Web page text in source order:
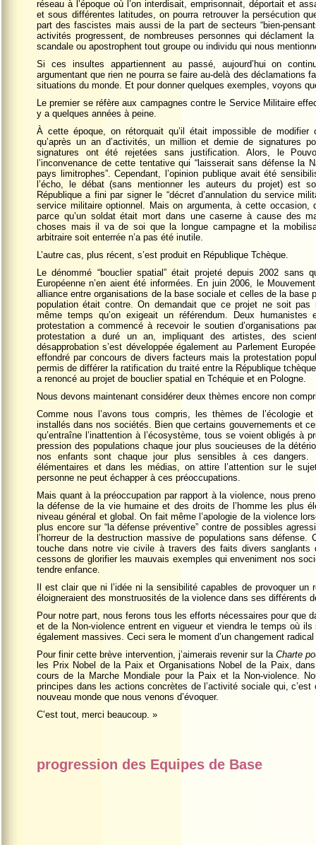
réseau à l’époque où l’on interdisait, emprisonnait, déportait et
et sous différentes latitudes, on pourra retrouver la persécution
part des fascistes mais aussi de la part de secteurs “bien-
activités progressent, de nombreuses personnes qui déclament
scandale ou apostrophent tout groupe ou individu qui nous
Si ces insultes appartiennent au passé, aujourd’hui on
argumentant que rien ne pourra se faire au-delà des déclamations
situations du monde. Et pour donner quelques exemples, voyons
Le premier se réfère aux campagnes contre le Service Militaire
y a quelques années à peine.
À cette époque, on rétorquait qu’il était impossible de
qu’après un an d’activités, un million et demie de signatures
signatures ont été rejetées sans justification. Alors, le
l’inconvenance de cette tentative qui “laisserait sans défense la
pays limitrophes”. Cependant, l’opinion publique avait été
l’écho, le débat (sans mentionner les auteurs du projet) est
République a fini par signer le “décret d’annulation du service
service militaire optionnel. Mais on argumenta, à cette occasion,
parce qu’un soldat était mort dans une caserne à cause des
choses mais il va de soi que la longue campagne et la
arbitraire soit enterrée n’a pas été inutile.
L’autre cas, plus récent, s’est produit en République Tchèque.
Le dénommé “bouclier spatial” était projeté depuis 2002 sans
Européenne n’en aient été informées. En juin 2006, le
alliance entre organisations de la base sociale et celles de la base
population était contre. On demandait que ce projet ne soit pas
même temps qu’on exigeait un référendum. Deux
protestation a commencé à recevoir le soutien d’organisations
protestation a duré un an, impliquant des artistes, des
désapprobation s’est développée également au Parlement
effondré par concours de divers facteurs mais la protestation
permis de différer la ratification du traité entre la République
a renoncé au projet de bouclier spatial en Tchéquie et en Pologne.
Nous devons maintenant considérer deux thèmes encore non
Comme nous l’avons tous compris, les thèmes de l’écologie
installés dans nos sociétés. Bien que certains gouvernements et
qu’entraîne l’inattention à l’écosystème, tous se voient obligés à
pression des populations chaque jour plus soucieuses de la
nos enfants sont chaque jour plus sensibles à ces dangers.
élémentaires et dans les médias, on attire l’attention sur le
personne ne peut échapper à ces préoccupations.
Mais quant à la préoccupation par rapport à la violence, nous
la défense de la vie humaine et des droits de l’homme les plus
niveau général et global. On fait même l’apologie de la violence
plus encore sur “la défense préventive” contre de possibles
l’horreur de la destruction massive de populations sans défense.
touche dans notre vie civile à travers des faits divers sanglants
cessons de glorifier les mauvais exemples qui enveniment nos
tendre enfance.
Il est clair que ni l’idée ni la sensibilité capables de provoquer
éloigneraient des monstruosités de la violence dans ses différents
Pour notre part, nous ferons tous les efforts nécessaires pour que
et de la Non-violence entrent en vigueur et viendra le temps où
également massives. Ceci sera le moment d’un changement
Pour finir cette brève intervention, j’aimerais revenir sur laCharte
les Prix Nobel de la Paix et Organisations Nobel de la Paix,
cours de la Marche Mondiale pour la Paix et la Non-violence.
principes dans les actions concrètes de l’activité sociale qui,
nouveau monde que nous venons d’évoquer.
C’est tout, merci beaucoup. »
progression des Equipes de Base